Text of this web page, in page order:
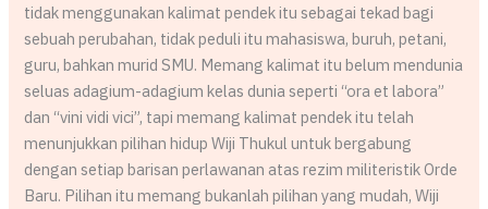
tidak menggunakan kalimat pendek itu sebagai tekad bagi
sebuah perubahan, tidak peduli itu mahasiswa, buruh, petani,
guru, bahkan murid SMU. Memang kalimat itu belum mendunia
seluas adagium-adagium kelas dunia seperti “ora et labora”
dan “vini vidi vici”, tapi memang kalimat pendek itu telah
menunjukkan pilihan hidup Wiji Thukul untuk bergabung
dengan setiap barisan perlawanan atas rezim militeristik Orde
Baru. Pilihan itu memang bukanlah pilihan yang mudah, Wiji